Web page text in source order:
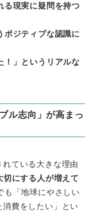
る現実に疑問を持つ
ポジティブな認識に
！」というリアルな
ル志向」が高まっ
ている大きな理由
切にする人が増えて
も「地球にやさしい
費をしたい」とい